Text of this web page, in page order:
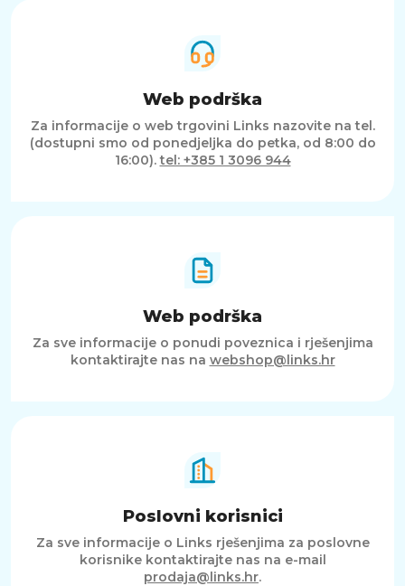
Web podrška
Za informacije o web trgovini Links nazovite na tel.
(dostupni smo od ponedjeljka do petka, od 8:00 do
16:00).tel: +385 1 3096 944
Web podrška
Za sve informacije o ponudi poveznica i rješenjima
kontaktirajte nas na webshop@links.hr
Poslovni korisnici
Za sve informacije o Links rješenjima za poslovne
korisnike kontaktirajte nas na e-mail
prodaja@links.hr.